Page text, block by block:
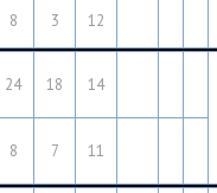
8 3 12
24 18 14
8 7 11